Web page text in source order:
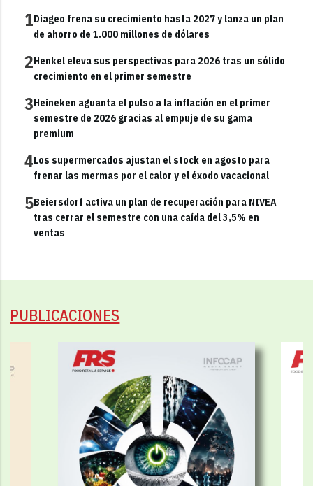
1Diageo frena su crecimiento hasta 2027 y lanza un plan
de ahorro de 1.000 millones de dólares
2Henkel eleva sus perspectivas para 2026 tras un sólido
crecimiento en el primer semestre
3Heineken aguanta el pulso a la inflación en el primer
semestre de 2026 gracias al empuje de su gama
premium
4Los supermercados ajustan el stock en agosto para
frenar las mermas por el calor y el éxodo vacacional
5Beiersdorf activa un plan de recuperación para NIVEA
tras cerrar el semestre con una caída del 3,5% en
ventas
PUBLICACIONES